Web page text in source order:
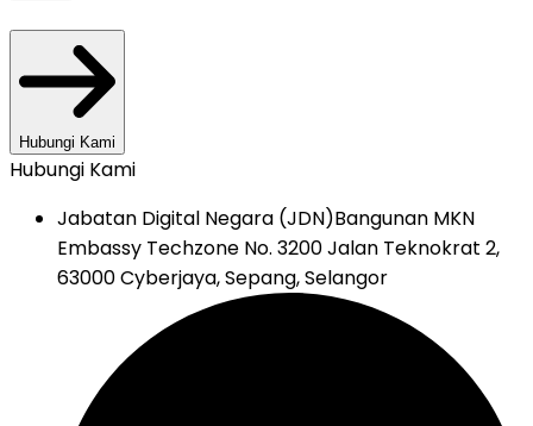
Hubungi Kami
Hubungi Kami
Jabatan Digital Negara (JDN)Bangunan MKN
Embassy Techzone No. 3200 Jalan Teknokrat 2,
63000 Cyberjaya, Sepang, Selangor